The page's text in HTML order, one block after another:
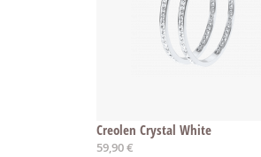
Creolen Crystal White
59,90 €